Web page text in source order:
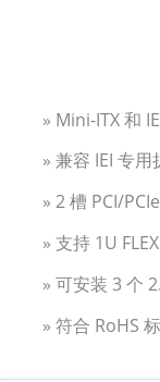
» Mini-ITX 和
» 兼容 IEI 专用
» 2 槽 PCI/
» 支持 1U
» 可安装 3 个
» 符合 RoHS